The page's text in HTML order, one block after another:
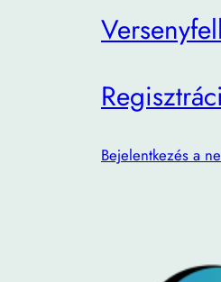
Bejelentkezés a